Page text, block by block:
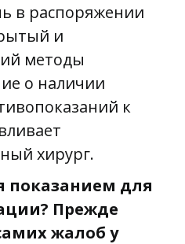
в распоряжении
и
методы
о наличии
к
хирург.
показанием для
Прежде
жалоб у